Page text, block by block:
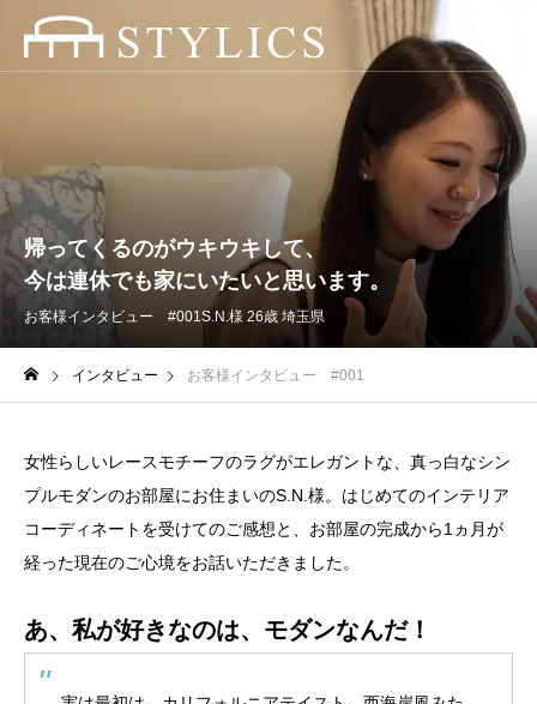
帰ってくるのがウキウキして、
今は連休でも家にいたいと思います。
お客様インタビュー #001S.N.様 26歳 埼玉県
インタビュー お客様インタビュー #001
女性らしいレースモチーフのラグがエレガントな、真っ白なシン
プルモダンのお部屋にお住まいのS.N.様。はじめてのインテリア
コーディネートを受けてのご感想と、お部屋の完成から1ヵ月が
経った現在のご心境をお話いただきました。
あ、私が好きなのは、モダンなんだ！